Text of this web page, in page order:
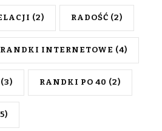
(2) RADOŚĆ (2)
RANDKI INTERNETOWE (4)
(3) RANDKI PO 40 (2)